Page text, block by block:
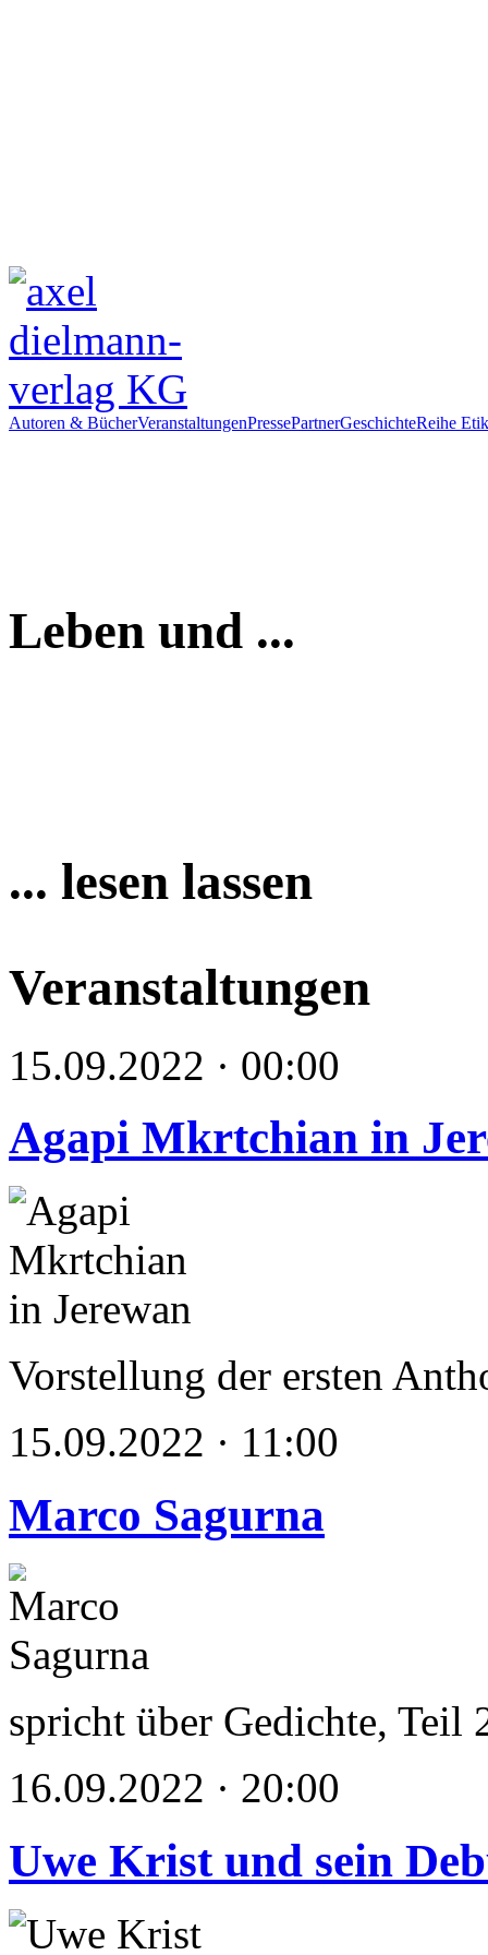
Autoren & BücherVeranstaltungenPressePartnerGeschichteReihe
Leben und ...
... lesen lassen
Veranstaltungen
15.09.2022 · 00:00
Agapi Mkrtchian in
Vorstellung der ersten
15.09.2022 · 11:00
Marco Sagurna
spricht über Gedichte, Teil
16.09.2022 · 20:00
Uwe Krist und sein